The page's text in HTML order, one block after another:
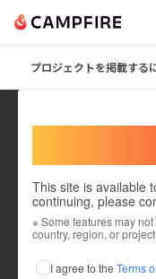
プロジェクトを掲載する
This site is available
continuing, please
※ Some features may
country, region, or project.
I agree to the Terms